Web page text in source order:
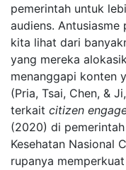
pemerintah untuk
audiens.
kita lihat dari
yang mereka
menanggapi konten
(Pria, Tsai, Chen, &
terkait citizen
(2020) di
Kesehatan Nasional
rupanya